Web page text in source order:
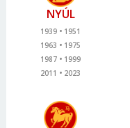
NYÚL
1939
1951
1963
1975
1987
1999
2011
2023